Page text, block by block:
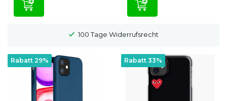
100 Tage Widerrufsrecht
Rabatt 29% Rabatt 33%